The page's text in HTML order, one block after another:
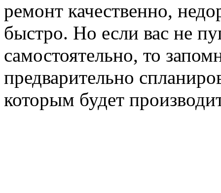
ремонт качественно,
быстро. Но если вас не
самостоятельно, то
предварительно
которым будет